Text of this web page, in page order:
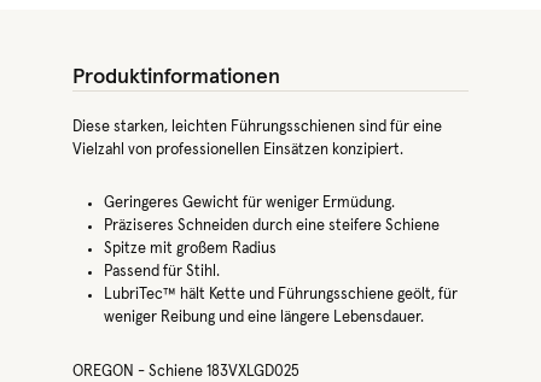
Produktinformationen
Diese starken, leichten Führungsschienen sind für eine
Vielzahl von professionellen Einsätzen konzipiert.
Geringeres Gewicht für weniger Ermüdung.
Präziseres Schneiden durch eine steifere Schiene
Spitze mit großem Radius
Passend für Stihl.
LubriTec™ hält Kette und Führungsschiene geölt, für
weniger Reibung und eine längere Lebensdauer.
OREGON - Schiene 183VXLGD025